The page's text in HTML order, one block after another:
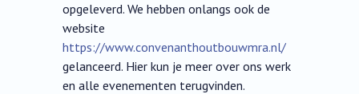
opgeleverd. We hebben onlangs ook de
website
https://www.convenanthoutbouwmra.nl/
gelanceerd. Hier kun je meer over ons werk
en alle evenementen terugvinden.